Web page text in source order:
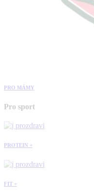
PRO MÁMY
Pro sport
PROTEIN +
FIT +